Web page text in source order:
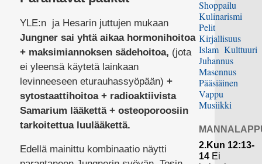
YLE:n ja Hesarin juttujen mukaan
Jungner sai yhtä aikaa hormonihoitoa
+ maksimiannoksen sädehoitoa, (jota
ei yleensä käytetä lainkaan
levinneeseen eturauhassyöpään) +
sytostaattihoitoa + radioaktiivista
Samarium lääkettä + osteoporoosiin
tarkoitettua luulääkettä.
Edellä mainittu kombinaatio näytti
Shoppailu
Kulinarismi
Pelit
Kirjallisuus
Islam Kulttuuri
Juhannus
Masennus
Pääsiäinen
Vappu
Musiikki
2.Kun 12:13-
14 Ei